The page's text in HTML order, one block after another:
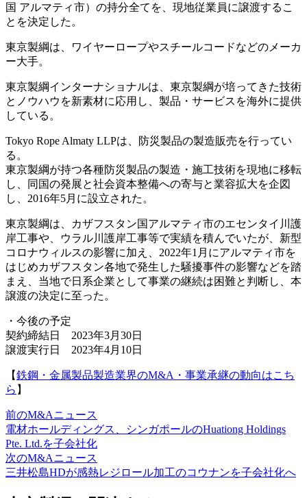
国 アルマティ市）の持分全てを、現地従業員に譲渡するこ
とを決定した。
東京製綱は、ワイヤーロープやスチールコードなどのメーカ
ー大手。
東京製綱インターナショナルは、東京製綱が培ってきた技術
とノウハウを新素材に応用し、製品・サービスを海外に提供
している。
Tokyo Rope Almaty LLPは、防災製品の製造販売を行ってい
る。
東京製綱が持つ各種防災製品の製造・施工技術を現地に移転
し、同国の発展と社会資本整備への寄与と業容拡大を企図
し、2016年5月に設立された。
東京製綱は、カザフスタン国アルマティ市のエセンタイ川護
岸工事や、ウラル川護岸工事等で実績を積んでいたが、新型
コロナウィルスの影響に加え、2022年1月にアルマティ市を
はじめカザフスタン各地で発生した騒擾事件の影響などを踏
まえ、当地で日系企業として事業の継続は困難と判断し、本
譲渡の決定に至った。
・今後の予定
契約締結日 2023年3月30日
譲渡実行日 2023年4月10日
【鉄鋼・金属製品製造業界のM&A・事業承継の動向はこち
ら 】
前のM&Aニュース
電材ホールディングス、シンガポールのHuationg Holdings
Pte. Ltd.を子会社化
次のM&Aニュース
三井松島HDが感熱レジロール加工のコウナンを子会社化へ